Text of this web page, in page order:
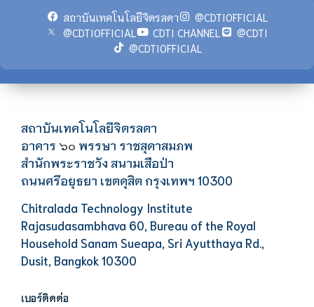
สถาบันเทคโนโลยีจิตรลดา
@CDTIOFFICIAL
@CDTIOFFICIAL
CDTI CHANNEL
@CDTI
@CDTIOFFICIAL
สถาบันเทคโนโลยีจิตรลดา
อาคาร ๖๐ พรรษา ราชสุดาสมภพ
สำนักพระราชวัง สนามเสือป่า
ถนนศรีอยุธยา เขตดุสิต กรุงเทพฯ 10300
Chitralada Technology Institute
Rajasudasambhava 60, Bureau of the Royal
Household Sanam Sueapa, Sri Ayutthaya Rd.,
Dusit, Bangkok 10300
เบอร์ติดต่อ